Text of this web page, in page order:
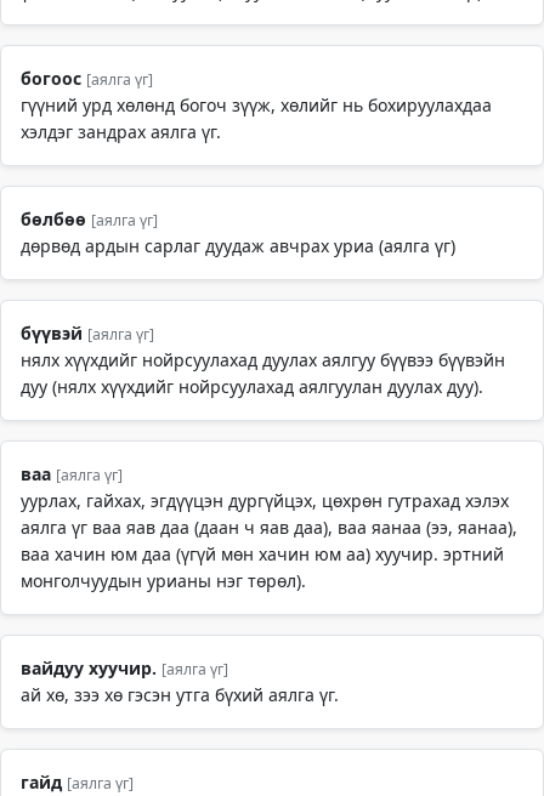
богоос [аялга үг]
гүүний урд хөлөнд богоч зүүж, хөлийг нь бохируулахдаа
хэлдэг зандрах аялга үг.
бөлбөө [аялга үг]
дөрвөд ардын сарлаг дуудаж авчрах уриа (аялга үг)
бүүвэй [аялга үг]
нялх хүүхдийг нойрсуулахад дуулах аялгуу бүүвээ бүүвэйн
дуу (нялх хүүхдийг нойрсуулахад аялгуулан дуулах дуу).
ваа [аялга үг]
уурлах, гайхах, эгдүүцэн дургүйцэх, цөхрөн гутрахад хэлэх
аялга үг ваа яав даа (даан ч яав даа), ваа яанаа (ээ, яанаа),
ваа хачин юм даа (үгүй мөн хачин юм аа) хуучир. эртний
монголчуудын урианы нэг төрөл).
вайдуу хуучир. [аялга үг]
ай хө, зээ хө гэсэн утга бүхий аялга үг.
гайд [аялга үг]